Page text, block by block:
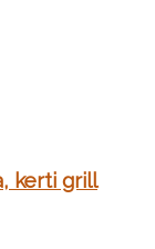
kerti grill